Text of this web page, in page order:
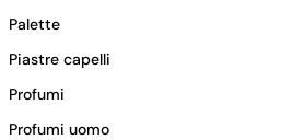
Palette
Piastre capelli
Profumi
Profumi uomo